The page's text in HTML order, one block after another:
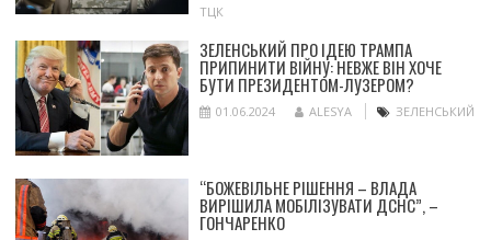
ТЦК
ЗЕЛЕНСЬКИЙ ПРО ІДЕЮ ТРАМПА
ПРИПИНИТИ ВІЙНУ: НЕВЖЕ ВІН ХОЧЕ
БУТИ ПРЕЗИДЕНТОМ-ЛУЗЕРОМ?
01.06.2024 ALESYA ЗЕЛЕНСЬКИЙ
“БОЖЕВІЛЬНЕ РІШЕННЯ – ВЛАДА
ВИРІШИЛА МОБІЛІЗУВАТИ ДСНС”, –
ГОНЧАРЕНКО